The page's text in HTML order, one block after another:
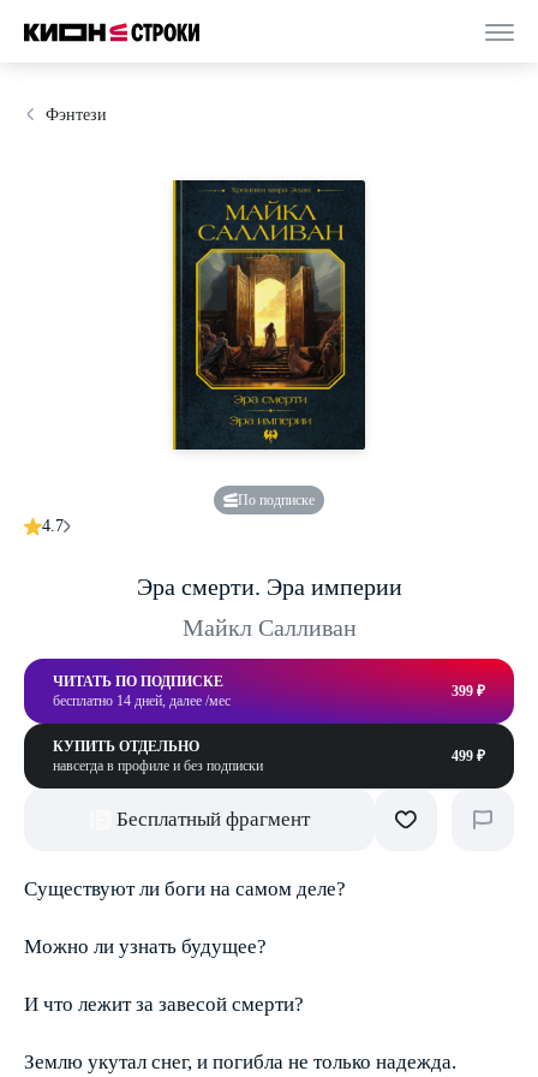
Фэнтези
По подписке
4.7
Эра смерти. Эра империи
Майкл Салливан
ЧИТАТЬ ПО ПОДПИСКЕ
бесплатно 14 дней, далее /мес
399 ₽
КУПИТЬ ОТДЕЛЬНО
навсегда в профиле и без подписки
499 ₽
Бесплатный фрагмент
Существуют ли боги на самом деле?
Можно ли узнать будущее?
И что лежит за завесой смерти?
Землю укутал снег, и погибла не только надежда.